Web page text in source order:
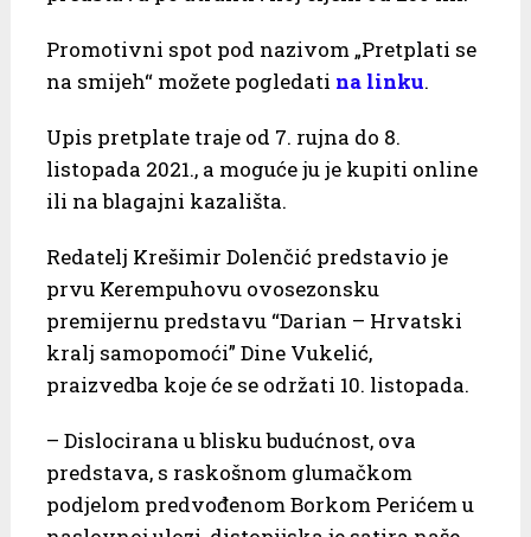
Promotivni spot pod nazivom „Pretplati se
na smijeh“ možete pogledati na linku.
Upis pretplate traje od 7. rujna do 8.
listopada 2021., a moguće ju je kupiti online
ili na blagajni kazališta.
Redatelj Krešimir Dolenčić predstavio je
prvu Kerempuhovu ovosezonsku
premijernu predstavu “Darian – Hrvatski
kralj samopomoći” Dine Vukelić,
praizvedba koje će se održati 10. listopada.
– Dislocirana u blisku budućnost, ova
predstava, s raskošnom glumačkom
podjelom predvođenom Borkom Perićem u